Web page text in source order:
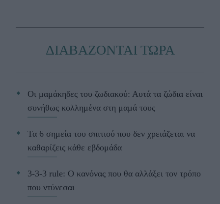
ΔΙΑΒΑΖΟΝΤΑΙ ΤΩΡΑ
Οι μαμάκηδες του ζωδιακού: Αυτά τα ζώδια είναι
συνήθως κολλημένα στη μαμά τους
Τα 6 σημεία του σπιτιού που δεν χρειάζεται να
καθαρίζεις κάθε εβδομάδα
3-3-3 rule: Ο κανόνας που θα αλλάξει τον τρόπο
που ντύνεσαι